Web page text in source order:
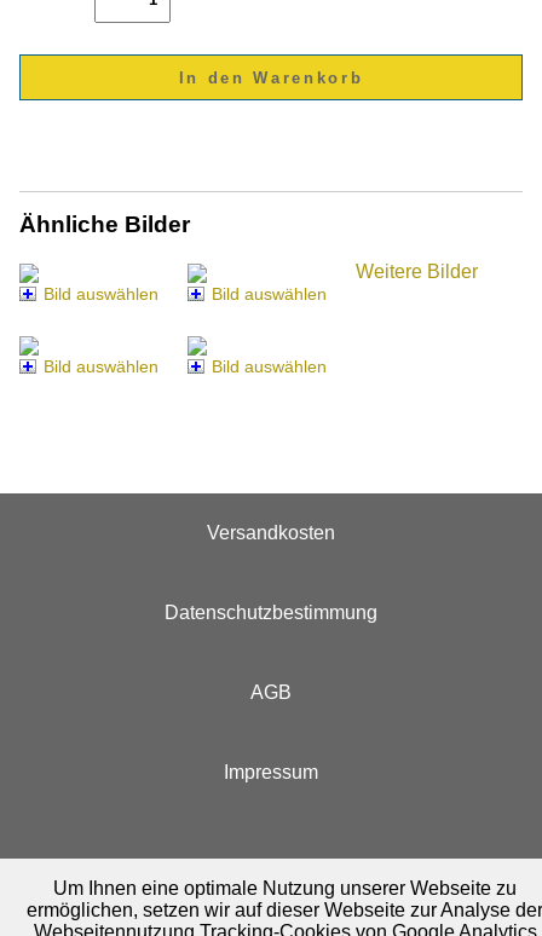
Ähnliche Bilder
Bild auswählen Bild auswählen
Bild auswählen Bild auswählen
Weitere Bilder
Versandkosten
Datenschutzbestimmung
AGB
Impressum
Um Ihnen eine optimale Nutzung unserer Webseite zu
ermöglichen, setzen wir auf dieser Webseite zur Analyse
Webseitennutzung Tracking-Cookies von Google Analytics